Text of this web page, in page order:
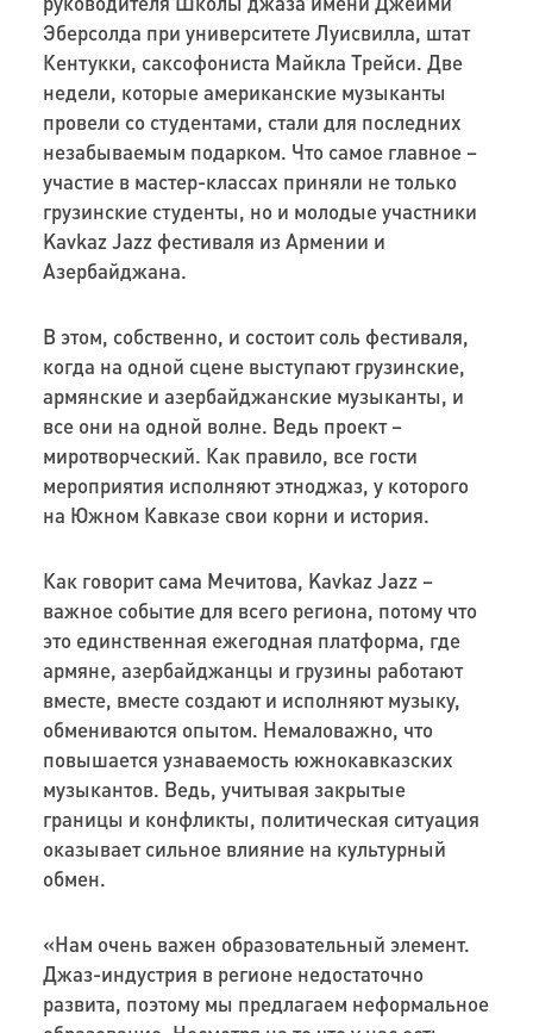
Эберсолда при университете Луисвилла, штат
Кентукки, саксофониста Майкла Трейси. Две
недели, которые американские музыканты
провели со студентами, стали для последних
незабываемым подарком. Что самое главное –
участие в мастер-классах приняли не только
грузинские студенты, но и молодые участники
Kavkaz Jazz фестиваля из Армении и
Азербайджана.
В этом, собственно, и состоит соль фестиваля,
когда на одной сцене выступают грузинские,
армянские и азербайджанские музыканты, и
все они на одной волне. Ведь проект –
миротворческий. Как правило, все гости
мероприятия исполняют этноджаз, у которого
на Южном Кавказе свои корни и история.
Как говорит сама Мечитова, Kavkaz Jazz –
важное событие для всего региона, потому что
это единственная ежегодная платформа, где
армяне, азербайджанцы и грузины работают
вместе, вместе создают и исполняют музыку,
обмениваются опытом. Немаловажно, что
повышается узнаваемость южнокавказских
музыкантов. Ведь, учитывая закрытые
границы и конфликты, политическая ситуация
оказывает сильное влияние на культурный
обмен.
«Нам очень важен образовательный элемент.
Джаз-индустрия в регионе недостаточно
развита, поэтому мы предлагаем неформальное